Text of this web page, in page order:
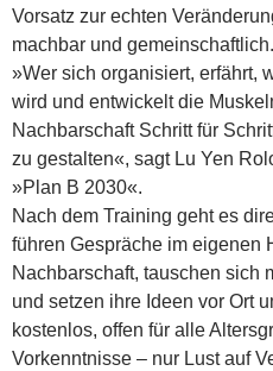
Vorsatz zur echten
machbar und gemeinschaftlich.
»Wer sich organisiert, erfährt,
wird und entwickelt die
Nachbarschaft Schritt für
zu gestalten«, sagt Lu Yen
»Plan B 2030«.
Nach dem Training geht es
führen Gespräche im eigenen
Nachbarschaft, tauschen sich
und setzen ihre Ideen vor Ort
kostenlos, offen für alle
Vorkenntnisse – nur Lust auf